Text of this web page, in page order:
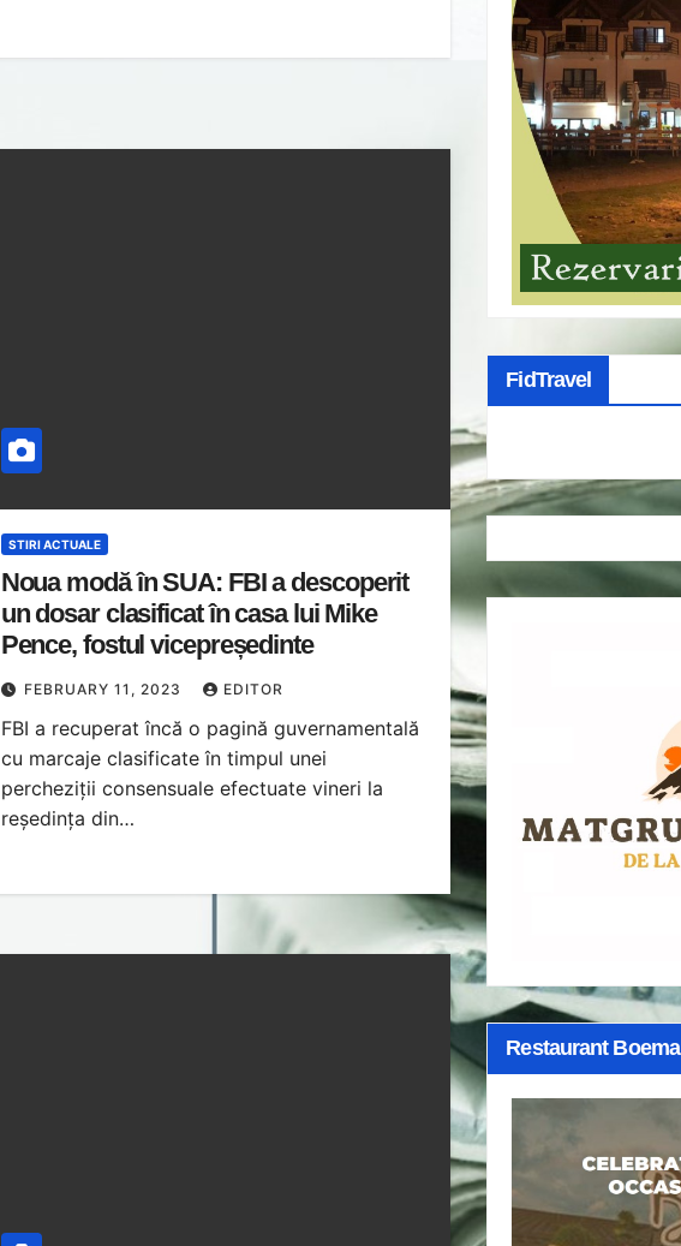
STIRI ACTUALE
Noua modă în SUA: FBI a descoperit
un dosar clasificat în casa lui Mike
Pence, fostul vicepreședinte
FEBRUARY 11, 2023 EDITOR
FBI a recuperat încă o pagină guvernamentală
cu marcaje clasificate în timpul unei
percheziții consensuale efectuate vineri la
reședința din…
FidTravel
Restaurant Boema